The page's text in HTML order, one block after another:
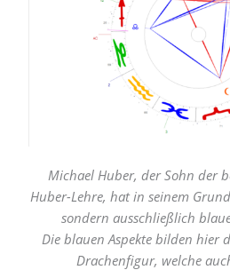
Michael Huber, der Sohn der
Huber-Lehre, hat in seinem
sondern ausschließlich
Die blauen Aspekte bilden hier
Drachenfigur, welche